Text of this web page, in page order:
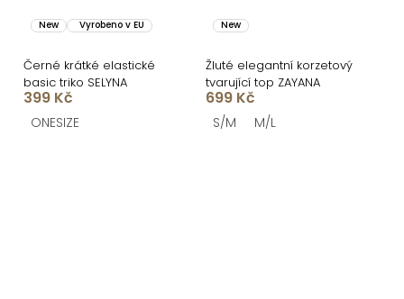
New Vyrobeno v EU
Černé krátké elastické
basic triko SELYNA
399 Kč
ONESIZE
New
Žluté elegantní korzetový
tvarující top ZAYANA
699 Kč
S/M M/L